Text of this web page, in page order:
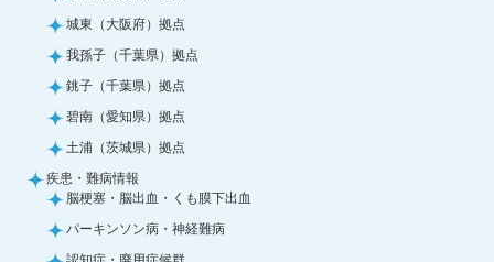
城東（大阪府）拠点
我孫子（千葉県）拠点
銚子（千葉県）拠点
碧南（愛知県）拠点
土浦（茨城県）拠点
疾患・難病情報
脳梗塞・脳出血・くも膜下出血
パーキンソン病・神経難病